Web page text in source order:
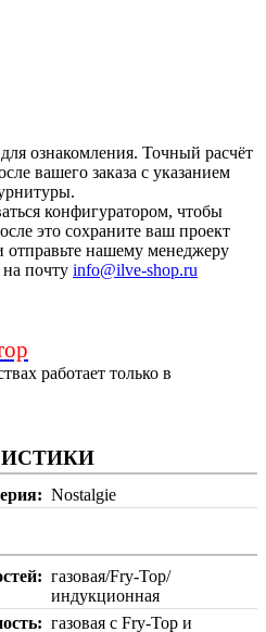
ознакомления. Точный расчёт
вашего заказа с указанием
конфигуратором, чтобы
это сохраните ваш проект
отправьте нашему менеджеру
на почту info@ilve-shop.ru
работает только в
Nostalgie
газовая/Fry-Top/
индукционная
газовая с Fry-Top и